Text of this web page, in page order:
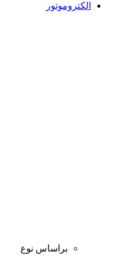
الکتروموتور
براساس نوع